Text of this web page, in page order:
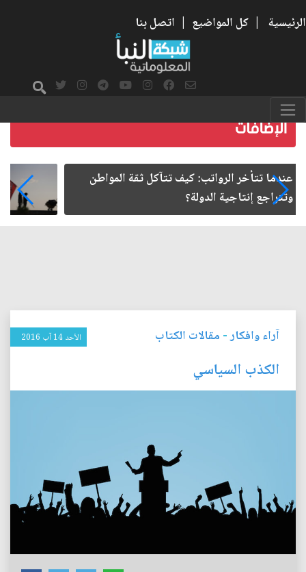
الرئيسية | كل المواضيع | اتصل بنا
صمت الطريق بعد الأربعين
آراء وافكار- مقالات الكتاب الأحد 14 آب 2016
الكذب السياسي